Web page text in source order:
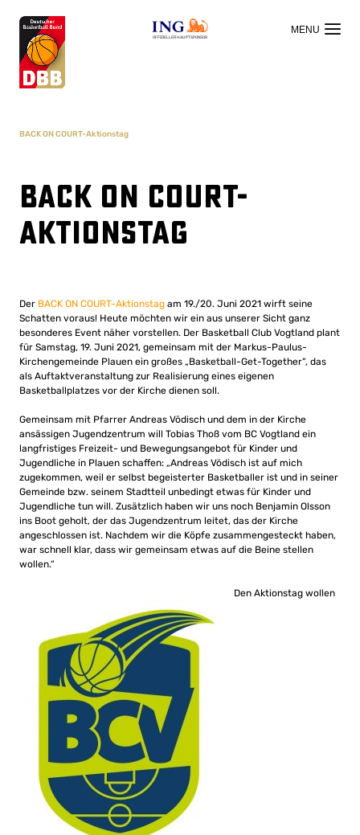
OFFIZIELLER HAUPTSPONSOR
BACK ON COURT-Aktionstag
BACK ON COURT-
Aktionstag
Der BACK ON COURT-Aktionstag am 19./20. Juni 2021 wirft seine
Schatten voraus! Heute möchten wir ein aus unserer Sicht ganz
besonderes Event näher vorstellen. Der Basketball Club Vogtland plant
für Samstag, 19. Juni 2021, gemeinsam mit der Markus-Paulus-
Kirchengemeinde Plauen ein großes „Basketball-Get-Together“, das
als Auftaktveranstaltung zur Realisierung eines eigenen
Basketballplatzes vor der Kirche dienen soll.
Gemeinsam mit Pfarrer Andreas Vödisch und dem in der Kirche
ansässigen Jugendzentrum will Tobias Thoß vom BC Vogtland ein
langfristiges Freizeit- und Bewegungsangebot für Kinder und
Jugendliche in Plauen schaffen: „Andreas Vödisch ist auf mich
zugekommen, weil er selbst begeisterter Basketballer ist und in seiner
Gemeinde bzw. seinem Stadtteil unbedingt etwas für Kinder und
Jugendliche tun will. Zusätzlich haben wir uns noch Benjamin Olsson
ins Boot geholt, der das Jugendzentrum leitet, das der Kirche
angeschlossen ist. Nachdem wir die Köpfe zusammengesteckt haben,
war schnell klar, dass wir gemeinsam etwas auf die Beine stellen
wollen.“
Den Aktionstag wollen